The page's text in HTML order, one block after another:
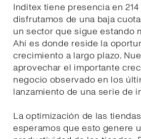
Inditex tiene presencia en
disfrutamos de una baja
un sector que sigue estando
Ahí es donde reside la
crecimiento a largo plazo.
aprovechar el importante
negocio observado en los
lanzamiento de una serie de
La optimización de las
esperamos que esto genere